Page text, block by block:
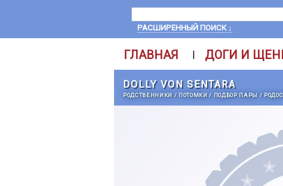
РАСШИРЕННЫЙ ПОИСК ↓
ГЛАВНАЯ | ДОГИ И
DOLLY VON SENTARA
РОДСТВЕННИКИ / ПОТОМКИ/ ПОДБОР ПАРЫ /